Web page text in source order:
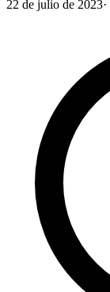
22 de julio de 2023·